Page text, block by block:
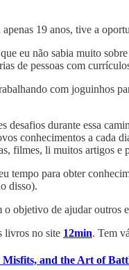
19 anos, tive a
eu não sabia muito
de pessoas com
com joguinhos
desafios durante essa
conhecimentos a
filmes, li muitos artigos e
tempo para obter
disso).
o objetivo de ajudar outros
livros no site 12min. Tem
and the Art of